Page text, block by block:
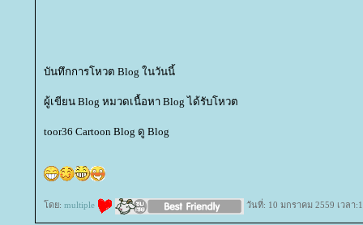
บันทึกการโหวต Blog ในวันนี้
ผู้เขียน Blog หมวดเนื้อหา Blog ได้รับโหวต
toor36 Cartoon Blog ดู Blog
ดย: multiple วันที่: 10 มกราคม 2559 เวลา